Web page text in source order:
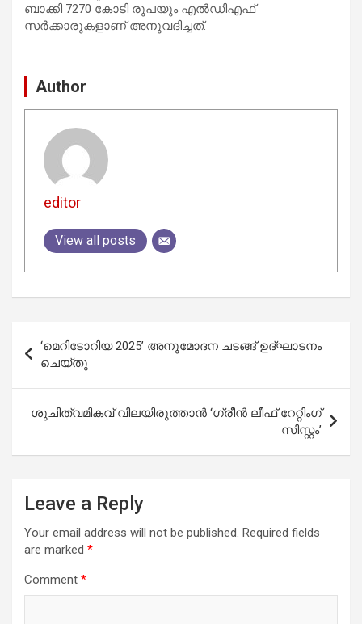
ബാക്കി 7270 കോടി രൂപയും എൽഡിഎഫ്‌
സർക്കാരുകളാണ്‌ അനുവദിച്ചത്‌.
Author
editor
View all posts
navigation
‘മെറിടോറിയ 2025’ അനുമോദന ചടങ്ങ് ഉദ്‌ഘാടനം
ചെയ്തു
ശുചിത്വമികവ് വിലയിരുത്താൻ ‘ഗ്രീൻ ലീഫ് റേറ്റിംഗ്
സിസ്റ്റം’
Leave a Reply
Your email address will not be published. Required fields
are marked *
Comment *